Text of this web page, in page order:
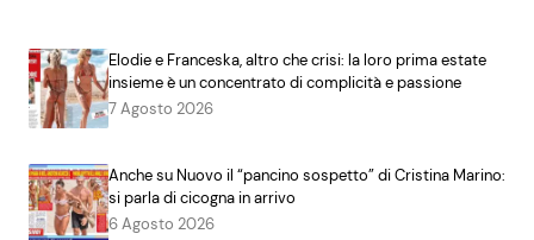
Elodie e Franceska, altro che crisi: la loro prima estate
insieme è un concentrato di complicità e passione
7 Agosto 2026
Anche su Nuovo il “pancino sospetto” di Cristina Marino:
si parla di cicogna in arrivo
6 Agosto 2026